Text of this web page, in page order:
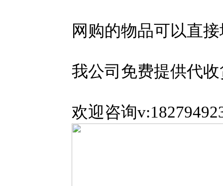
网购的物品可以直
我公司免费提供代
欢迎咨询